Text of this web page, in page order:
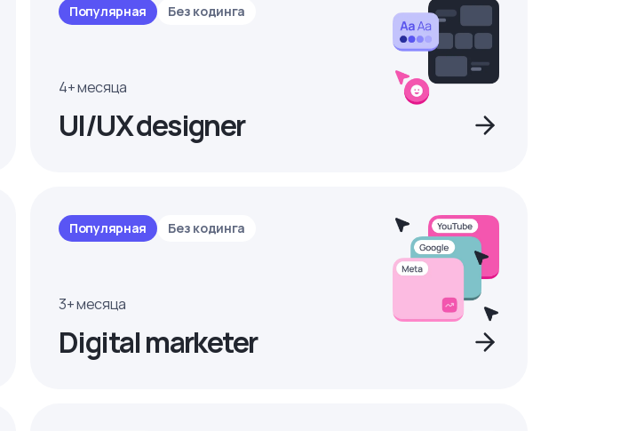
Популярная Без кодинга
4+ месяца
UI/UX designer
Популярная Без кодинга
3+ месяца
Digital marketer